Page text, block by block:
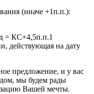
(иначе +1п.п.):
= КС+4,5п.п.1
действующая на дату
предложение, и у вас
дом, мы будем рады
Вашей мечты.